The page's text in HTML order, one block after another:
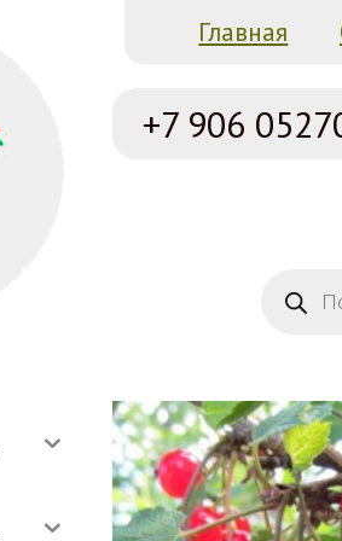
Главная
+7 906